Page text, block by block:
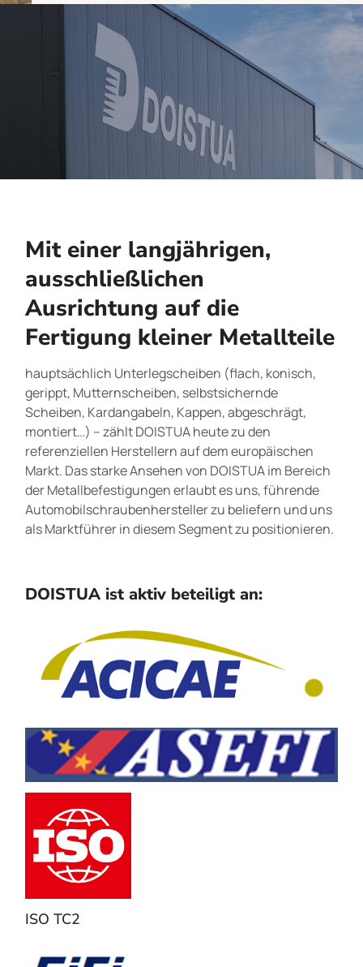
Mit einer langjährigen,
ausschließlichen
Ausrichtung auf die
Fertigung kleiner Metallteile
hauptsächlich Unterlegscheiben (flach, konisch,
gerippt, Mutternscheiben, selbstsichernde
Scheiben, Kardangabeln, Kappen, abgeschrägt,
montiert…) – zählt DOISTUA heute zu den
referenziellen Herstellern auf dem europäischen
Markt. Das starke Ansehen von DOISTUA im Bereich
der Metallbefestigungen erlaubt es uns, führende
Automobilschraubenhersteller zu beliefern und uns
als Marktführer in diesem Segment zu positionieren.
DOISTUA ist aktiv beteiligt an:
ISO TC2